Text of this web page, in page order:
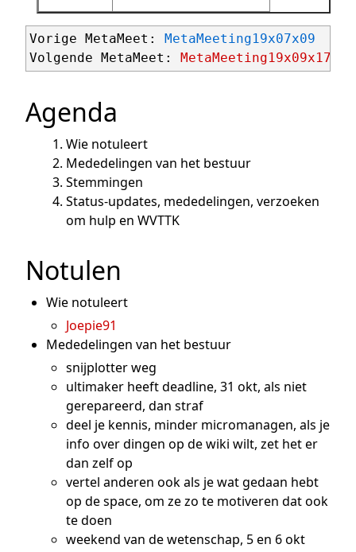
Vorige MetaMeet:
MetaMeeting19x07x09
Volgende MetaMeet:
MetaMeeting19x09x17
Agenda
Wie notuleert
Mededelingen van het bestuur
Stemmingen
Status-updates, mededelingen, verzoeken
om hulp en WVTTK
Notulen
Wie notuleert
Joepie91
Mededelingen van het bestuur
snijplotter weg
ultimaker heeft deadline, 31 okt, als niet
gerepareerd, dan straf
deel je kennis, minder micromanagen, als je
info over dingen op de wiki wilt, zet het er
dan zelf op
vertel anderen ook als je wat gedaan hebt
op de space, om ze zo te motiveren dat ook
te doen
weekend van de wetenschap, 5 en 6 okt